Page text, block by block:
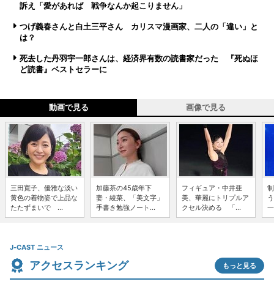
訴え「愛があれば 戦争なんか起こりません」
つげ義春さんと白土三平さん カリスマ漫画家、二人の「違い」と
は？
死去した丹羽宇一郎さんは、経済界有数の読書家だった 『死ぬほ
ど読書』ベストセラーに
動画で見る 画像で見る
三田寛子、優雅な淡い
黄色の着物姿で上品な
たたずまいで ...
加藤茶の45歳年下
妻・綾菜、「美文字」
手書き勉強ノート...
フィギュア・中井亜
美、華麗にトリプルア
クセル決める 「...
J-CAST ニュース
アクセスランキング もっと見る